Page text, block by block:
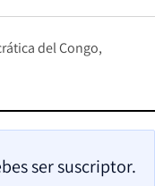
del Congo
ser suscriptor.